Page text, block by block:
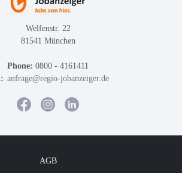
Welfenstr. 22
81541 München
Phone: 0800 - 4161411
anfrage@regio-jobanzeiger.de
AGB